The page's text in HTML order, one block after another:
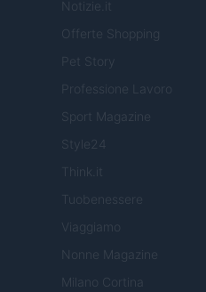
Notizie.it
Offerte Shopping
Pet Story
Professione Lavoro
Sport Magazine
Style24
Think.it
Tuobenessere
Viaggiamo
Nonne Magazine
Milano Cortina